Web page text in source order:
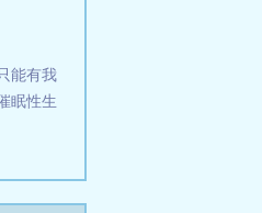
能有我
眠性生